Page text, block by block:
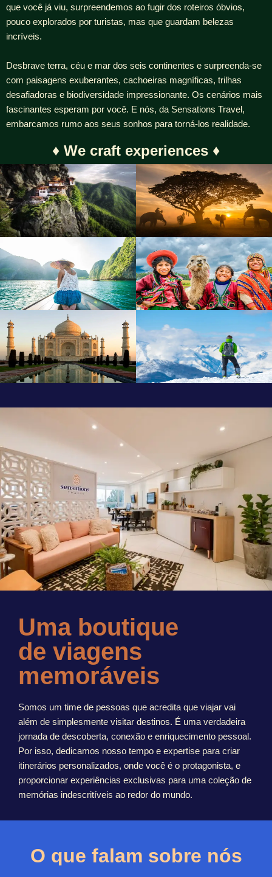
que você já viu, surpreendemos ao fugir dos roteiros óbvios,
pouco explorados por turistas, mas que guardam belezas
incríveis.
Desbrave terra, céu e mar dos seis continentes e surpreenda-se
com paisagens exuberantes, cachoeiras magníficas, trilhas
desafiadoras e biodiversidade impressionante. Os cenários mais
fascinantes esperam por você. E nós, da Sensations Travel,
embarcamos rumo aos seus sonhos para torná-los realidade.
♦︎ We craft experiences ♦︎
Uma boutique
de viagens
memoráveis
Somos um time de pessoas que acredita que viajar vai
além de simplesmente visitar destinos. É uma verdadeira
jornada de descoberta, conexão e enriquecimento pessoal.
Por isso, dedicamos nosso tempo e expertise para criar
itinerários personalizados, onde você é o protagonista, e
proporcionar experiências exclusivas para uma coleção de
memórias indescritíveis ao redor do mundo.
O que falam sobre nós